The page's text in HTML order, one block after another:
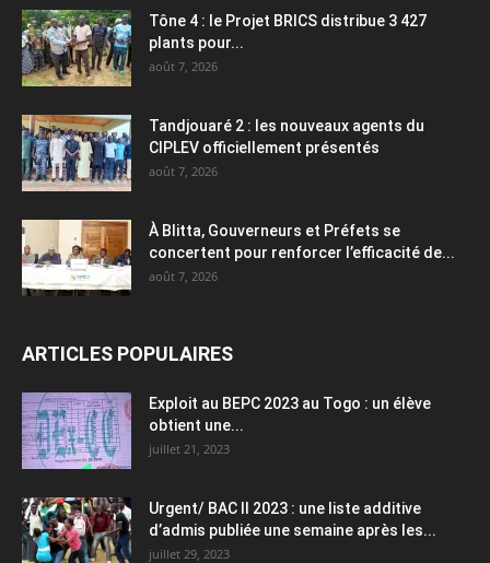
Tône 4 : le Projet BRICS distribue 3 427
plants pour...
août 7, 2026
Tandjouaré 2 : les nouveaux agents du
CIPLEV officiellement présentés
août 7, 2026
À Blitta, Gouverneurs et Préfets se
concertent pour renforcer l’efficacité de...
août 7, 2026
ARTICLES POPULAIRES
Exploit au BEPC 2023 au Togo : un élève
obtient une...
juillet 21, 2023
Urgent/ BAC II 2023 : une liste additive
d’admis publiée une semaine après les...
juillet 29, 2023